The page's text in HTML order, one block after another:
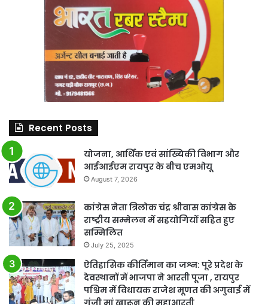
Recent Posts
योजना, आर्थिक एवं सांख्यिकी विभाग और
आईआईएम रायपुर के बीच एमओयू
August 7, 2026
कांग्रेस नेता त्रिलोक चंद्र श्रीवास कांग्रेस के
राष्ट्रीय सम्मेलन में सहयोगियों सहित हुए
सम्मिलित
July 25, 2025
ऐतिहासिक कीर्तिमान का जश्न: पूरे प्रदेश के
देवस्थानों में भाजपा ने आरती पूजा , रायपुर
पश्चिम में विधायक राजेश मूणत की अगुवाई में
गूंजी मां खारून की महाआरती